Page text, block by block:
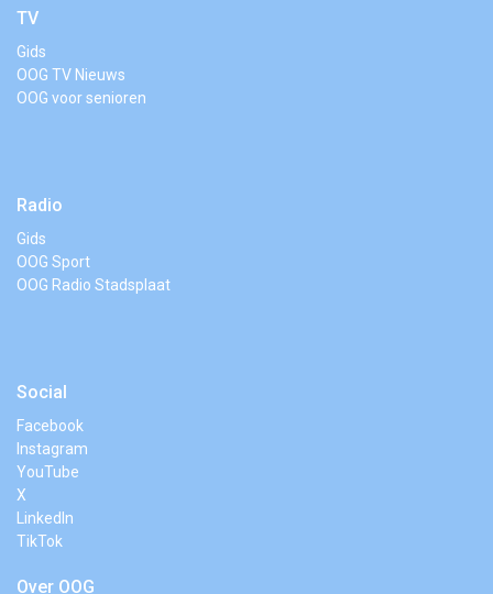
TV
Gids
OOG TV Nieuws
OOG voor senioren
Radio
Gids
OOG Sport
OOG Radio Stadsplaat
Social
Facebook
Instagram
YouTube
X
LinkedIn
TikTok
Over OOG